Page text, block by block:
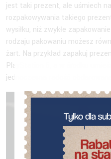
jest taki prezent, ale uśmiech
rozpakowywania takiego
wysiłku, niż zwykłe
rodzaju pakowaniu możesz
żart. Na przykład zapakuj
PlayStation 5, a w środku
jednoczesna radość